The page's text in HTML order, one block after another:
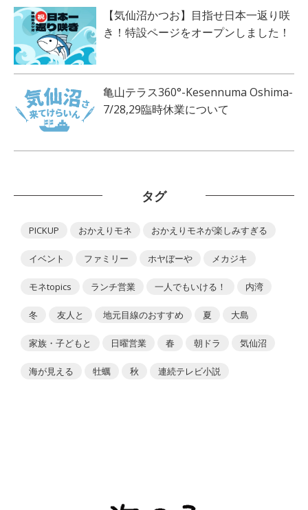
【気仙沼かつお】目指せ日本一返り咲
き！特設ページをオープンしました！
亀山テラス360°-Kesennuma Oshima-
7/28,29臨時休業について
タグ
PICKUP おかえりモネ おかえりモネが楽しみすぎる
イベント ファミリー ホヤぼーや メカジキ
モネtopics ランチ営業 一人でもいける！ 内湾
冬 友人と 地元目線のおすすめ 夏 大島
家族・子どもと 日曜営業 春 朝ドラ 気仙沼
海が見える 牡蠣 秋 連続テレビ小説